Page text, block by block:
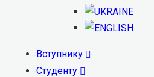
Вступнику
Студенту